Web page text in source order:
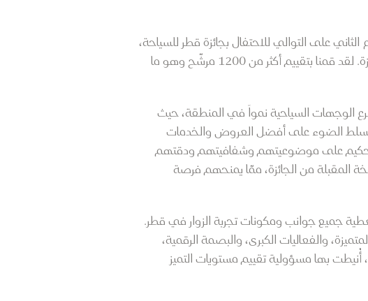
على التوالي للاحتفال بجائزة قطر للسياحة،
ولتكريم الأفراد والمؤسسات التي قدمت جهودًا استثنائية في تطوير تجارب ومنتجات سياحية متميزة. لقد قمنا بتقييم أكثر من 1200 مرشّح وهو ما
الوجهات السياحية نمواً في المنطقة، حيث
تسلط الضوء على أفضل العروض والخدمات
التحكيم على موضوعيتهم وشفافيتهم ودقتهم
المقبلة من الجائزة، ممّا يمنحهم فرصة
جميع جوانب ومكونات تجربة الزوار في قطر.
والفعاليات الكبرى، والبصمة الرقمية،
أُنيطت بها مسؤولية تقييم مستويات التميز